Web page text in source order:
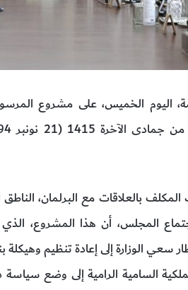
المكلف بالعلاقات مع البرلمان،
المجلس، أن هذا المشروع، الذي
سعي الوزارة إلى إعادة تنظيم وهيكلة
السامية الرامية إلى وضع سياسة